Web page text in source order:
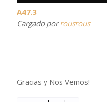
A47.3
Cargado porrousrous
Gracias y Nos Vemos!